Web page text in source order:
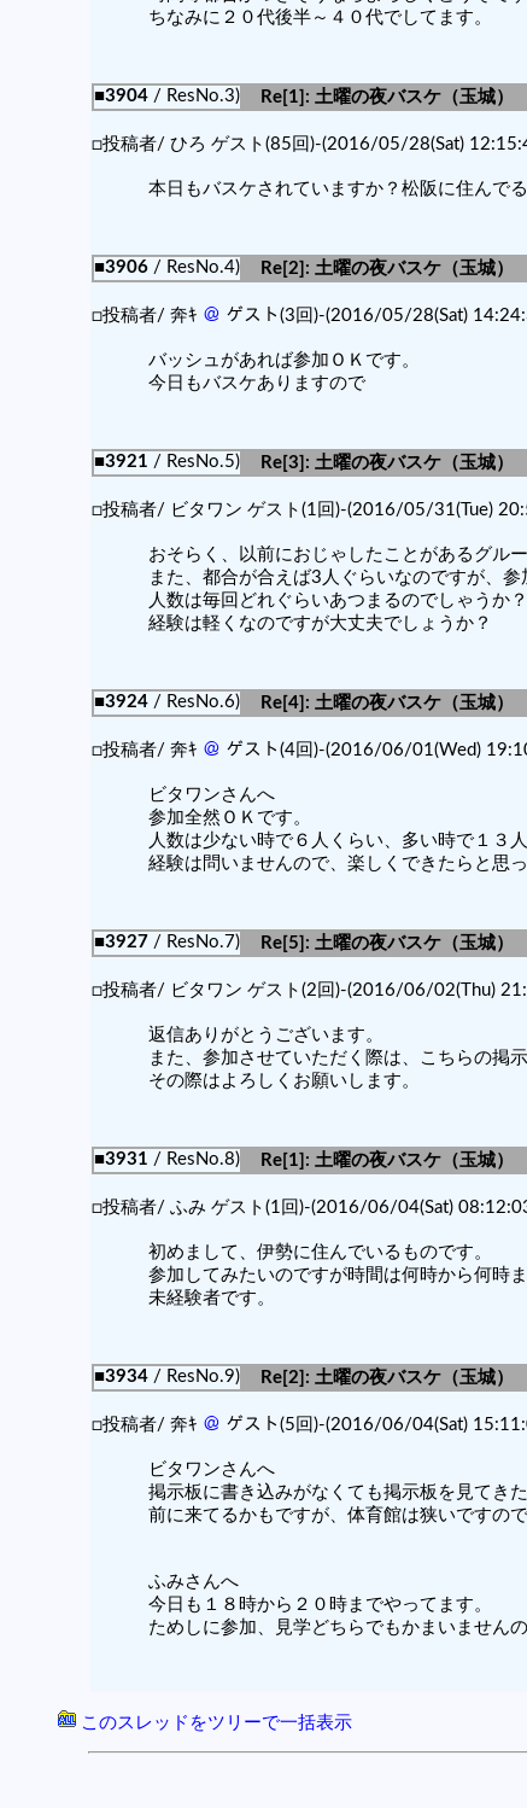
ちなみに２０代後半～４０代でしてます。
■3904/ ResNo.3)
Re[1]: 土曜の夜バスケ（玉城）
□投稿者/ ひろ ゲスト(85回)-(2016/05/28(Sat)
本日もバスケされていますか？松阪に住んで
■3906/ ResNo.4)
Re[2]: 土曜の夜バスケ（玉城）
□投稿者/ 奔ｷ ＠ ゲスト(3回)-(2016/05/28(Sat)
バッシュがあれば参加ＯＫです。
今日もバスケありますので
■3921 / ResNo.5)
Re[3]: 土曜の夜バスケ（玉城）
□投稿者/ ビタワン ゲスト(1回)-(2016/05/31(Tue)
おそらく、以前におじゃしたことがあるグル
また、都合が合えば3人ぐらいなのですが、
人数は毎回どれぐらいあつまるのでしゃうか？
経験は軽くなのですが大丈夫でしょうか？
■3924/ ResNo.6)
Re[4]: 土曜の夜バスケ（玉城）
□投稿者/ 奔ｷ ＠ ゲスト(4回)-(2016/06/01(Wed)
ビタワンさんへ
参加全然ＯＫです。
人数は少ない時で６人くらい、多い時で１３
経験は問いませんので、楽しくできたらと思っ
■3927 / ResNo.7)
Re[5]: 土曜の夜バスケ（玉城）
□投稿者/ ビタワン ゲスト(2回)-(2016/06/02(Thu)
返信ありがとうございます。
また、参加させていただく際は、こちらの掲
その際はよろしくお願いします。
■3931 / ResNo.8)
Re[1]: 土曜の夜バスケ（玉城）
□投稿者/ ふみ ゲスト(1回)-(2016/06/04(Sat)
初めまして、伊勢に住んでいるものです。
参加してみたいのですが時間は何時から何時
未経験者です。
■3934/ ResNo.9)
Re[2]: 土曜の夜バスケ（玉城）
□投稿者/ 奔ｷ ＠ ゲスト(5回)-(2016/06/04(Sat)
ビタワンさんへ
掲示板に書き込みがなくても掲示板を見てき
前に来てるかもですが、体育館は狭いですので
ふみさんへ
今日も１８時から２０時までやってます。
ためしに参加、見学どちらでもかまいません
このスレッドをツリーで一括表示